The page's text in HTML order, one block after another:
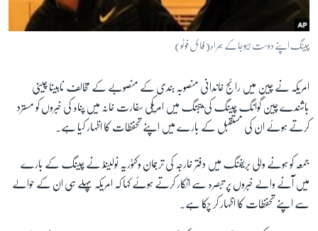
آرٹ
آزادیٔ صحافت
صحت
دلچسپ و عجیب
آڈیو
اسپیشل کوریج
چینگ اپنے دوست ہیوجا کے ہمراہ (فائل فوٹو)
امریکہ نے چین میں رائج خاندانی منصوبہ بندی کے منصوبے کے مخالف نابینا چینی
باشندے چین گوانگ چینگ کی بیجنگ میں امریکی سفارت خانہ میں پناہ کی خبروں کو مسترد
کرتے ہوئے ان کی مستقبل کے بارے میں اپنے تحفظات کا اظہار کیا ہے۔
جمعہ کو ہونے والی بریفنگ میں دفتر خارجہ کی ترجمان وکٹوریہ نولینڈ نے چینگ کے بارے
میں آنے والے خبروں پر تبصرہ سے انکار کرتے ہوئے کہا کہ امریکہ پہلے ہی ان کے حوالے
سے اپنے تحفظات کا اظہار کر چکا ہے۔